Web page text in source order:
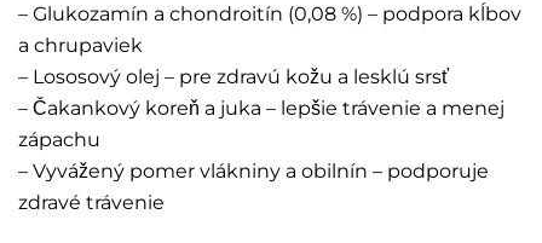
– Glukozamín a chondroitín (0,08 %) – podpora kĺbov
a chrupaviek
– Lososový olej – pre zdravú kožu a lesklú srsť
– Čakankový koreň a juka – lepšie trávenie a menej
zápachu
– Vyvážený pomer vlákniny a obilnín – podporuje
zdravé trávenie